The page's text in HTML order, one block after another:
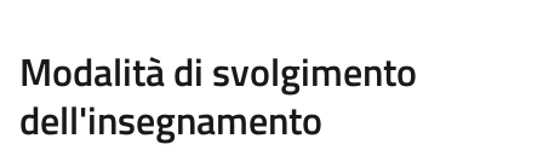
Modalità di svolgimento
dell'insegnamento